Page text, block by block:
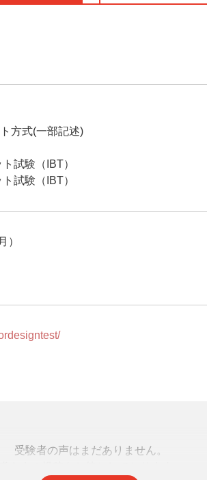
方式(一部記述)
試験（IBT）
試験（IBT）
受験者の声はまだありません。